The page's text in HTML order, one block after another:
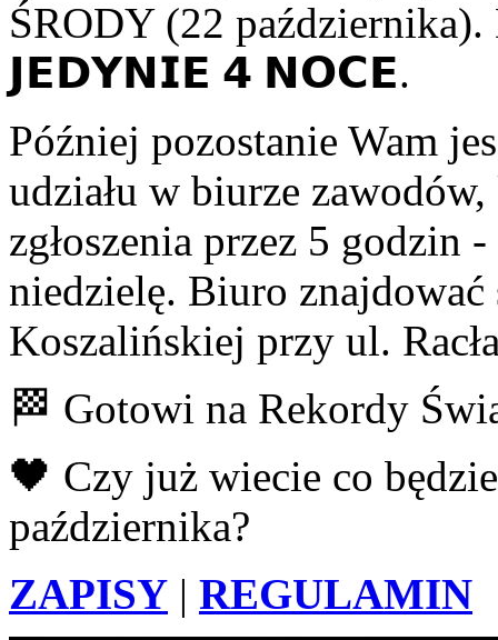
ŚRODY (22
𝗝𝗘𝗗𝗬𝗡𝗜𝗘 𝟰 𝗡𝗢𝗖𝗘.
Później pozostanie Wam
udziału w biurze
zgłoszenia przez 5 godzin
niedzielę. Biuro
Koszalińskiej przy ul.
🏁 Gotowi na Rekordy
🖤 Czy już wiecie co
października?
ZAPISY | REGULAMIN